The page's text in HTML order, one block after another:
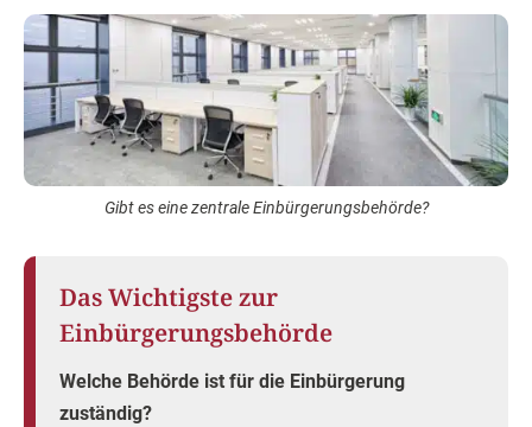
Gibt es eine zentrale Einbürgerungsbehörde?
Das Wichtigste zur
Einbürgerungsbehörde
Welche Behörde ist für die Einbürgerung
zuständig?